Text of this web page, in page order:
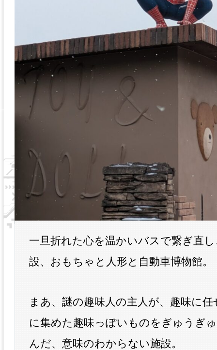
一旦折れた心を温かいバスで繋ぎ直
設、おもちゃと人形と自動車博物館。
まあ、謎の趣味人の主人が、趣味に
に集めた趣味っぽいものをぎゅうぎ
んだ、意味のわからない施設。